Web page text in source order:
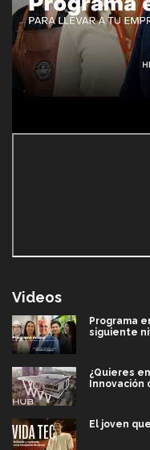
Videos
Programa
siguiente
¿Quieres
Innovación
El joven